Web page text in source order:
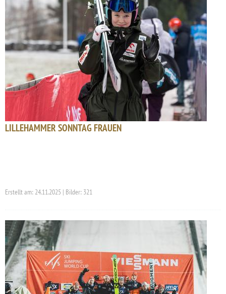
LILLEHAMMER SONNTAG FRAUEN
Erstellt am: 24.11.2025 | Bilder: 321